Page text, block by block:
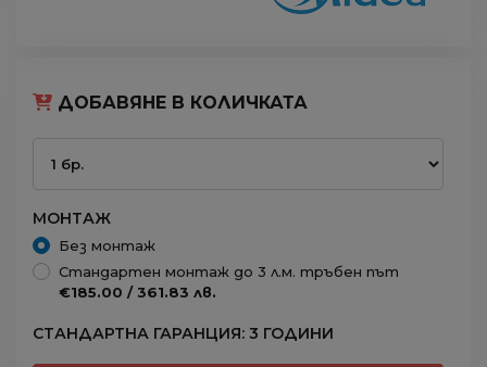
ДОБАВЯНЕ В КОЛИЧКАТА
МОНТАЖ
Без монтаж
Стандартен монтаж до 3 л.м. тръбен път
€185.00 / 361.83 лв.
СТАНДАРТНА ГАРАНЦИЯ: 3 ГОДИНИ